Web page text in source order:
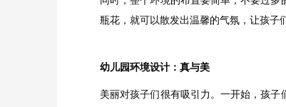
瓶花，就可以散发出温馨的气氛，让孩子
幼儿园环境设计：真与美
美丽对孩子们很有吸引力。一开始，孩